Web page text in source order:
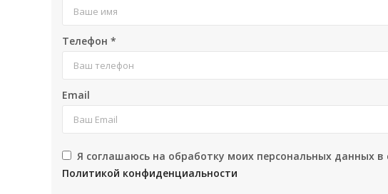
Телефон *
Email
Я соглашаюсь на обработку моих персональных данных в
Политикой конфиденциальности